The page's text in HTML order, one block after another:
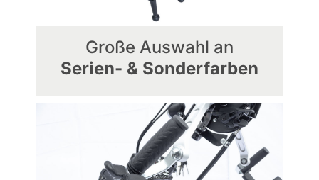
Große Auswahl an
Serien- & Sonderfarben